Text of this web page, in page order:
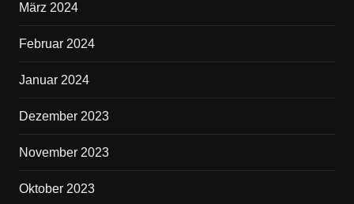
März 2024
Februar 2024
Januar 2024
Dezember 2023
November 2023
Oktober 2023